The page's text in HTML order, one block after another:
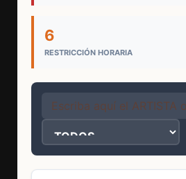
6
RESTRICCIÓN HORARIA